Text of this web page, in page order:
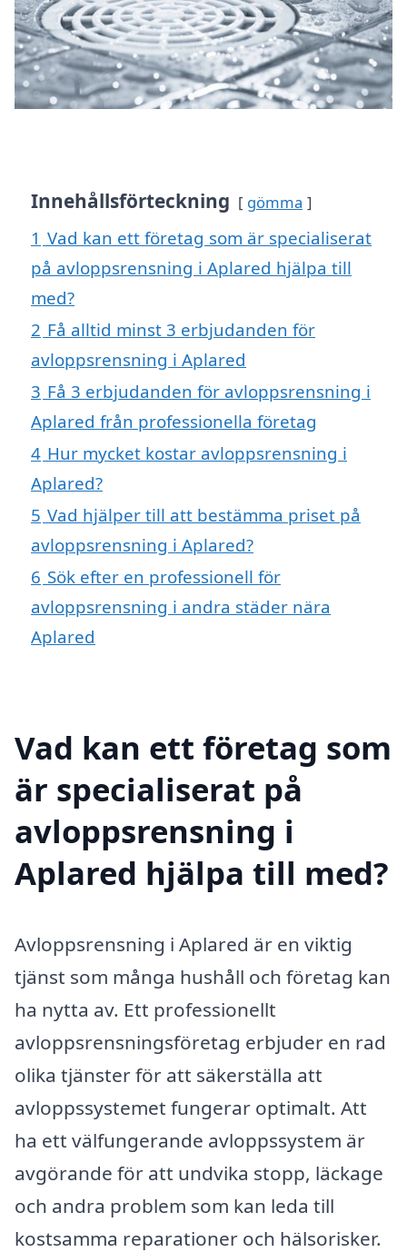
Innehållsförteckning gömma
1 Vad kan ett företag som är specialiserat
på avloppsrensning i Aplared hjälpa till
med?
2 Få alltid minst 3 erbjudanden för
avloppsrensning i Aplared
3 Få 3 erbjudanden för avloppsrensning i
Aplared från professionella företag
4 Hur mycket kostar avloppsrensning i
Aplared?
5 Vad hjälper till att bestämma priset på
avloppsrensning i Aplared?
6 Sök efter en professionell för
avloppsrensning i andra städer nära
Aplared
Vad kan ett företag som
är specialiserat på
avloppsrensning i
Aplared hjälpa till med?
Avloppsrensning i Aplared är en viktig
tjänst som många hushåll och företag kan
ha nytta av. Ett professionellt
avloppsrensningsföretag erbjuder en rad
olika tjänster för att säkerställa att
avloppssystemet fungerar optimalt. Att
ha ett välfungerande avloppssystem är
avgörande för att undvika stopp, läckage
och andra problem som kan leda till
kostsamma reparationer och hälsorisker.